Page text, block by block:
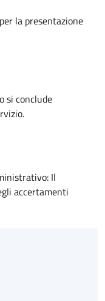
la presentazione
si conclude
Il
accertamenti